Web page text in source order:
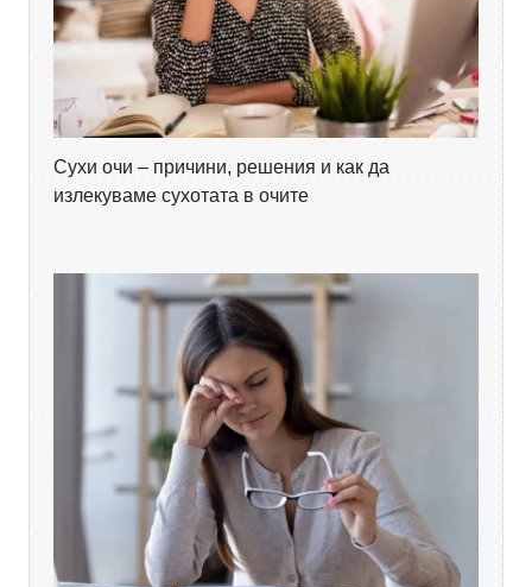
Сухи очи – причини, решения и как да
излекуваме сухотата в очите